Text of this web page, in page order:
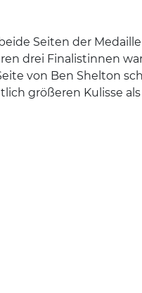
Seiten der
drei Finalistinnen
von Ben Shelton
größeren Kulisse